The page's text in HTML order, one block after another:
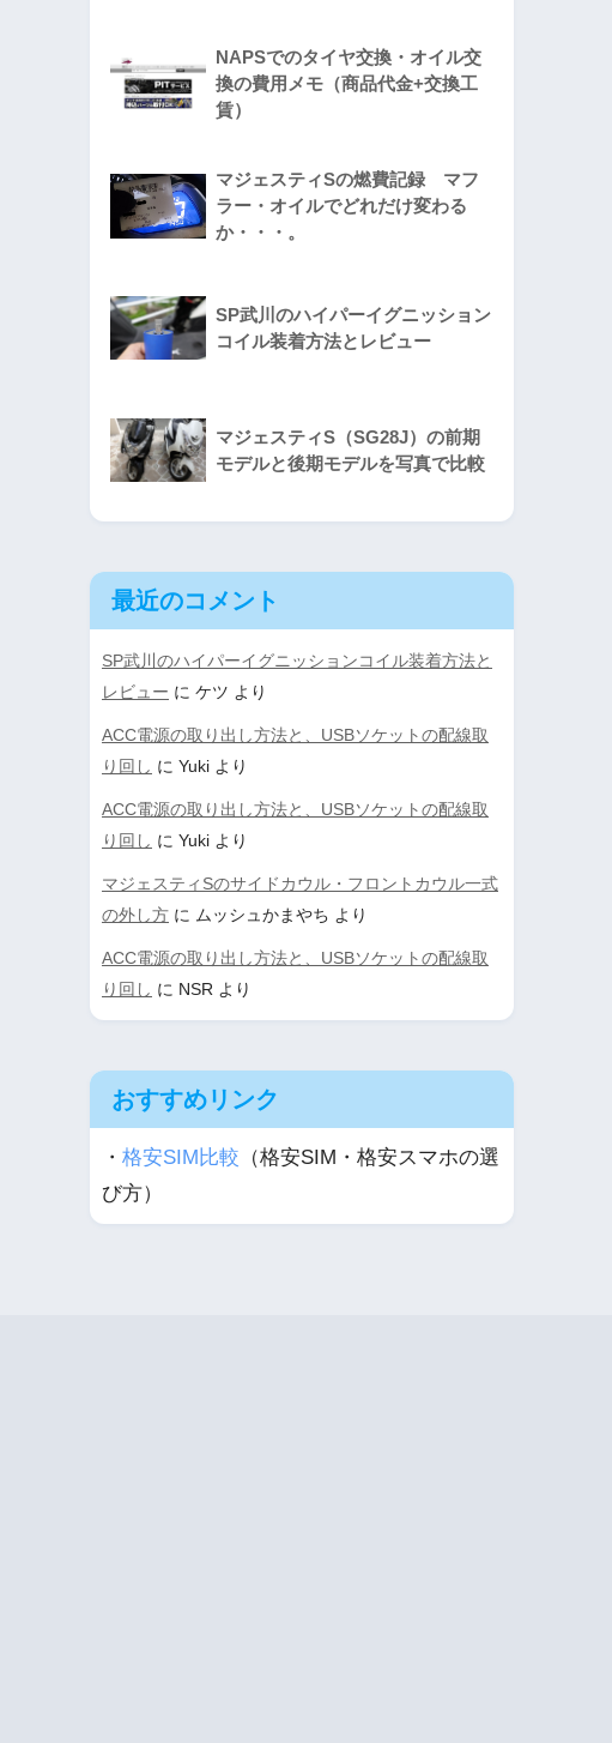
NAPSでのタイヤ交換・オイル交
換の費用メモ（商品代金+交換工
賃）
マジェスティSの燃費記録 マフ
ラー・オイルでどれだけ変わる
か・・・。
SP武川のハイパーイグニッション
コイル装着方法とレビュー
マジェスティS（SG28J）の前期
モデルと後期モデルを写真で比較
最近のコメント
SP武川のハイパーイグニッションコイル装着方法と
レビュー に ケツ より
ACC電源の取り出し方法と、USBソケットの配線取
り回し に Yuki より
ACC電源の取り出し方法と、USBソケットの配線取
り回し に Yuki より
マジェスティSのサイドカウル・フロントカウル一式
の外し方 に ムッシュかまやち より
ACC電源の取り出し方法と、USBソケットの配線取
り回し に NSR より
おすすめリンク
・ 格安SIM比較 （格安SIM・格安スマホの選
び方）